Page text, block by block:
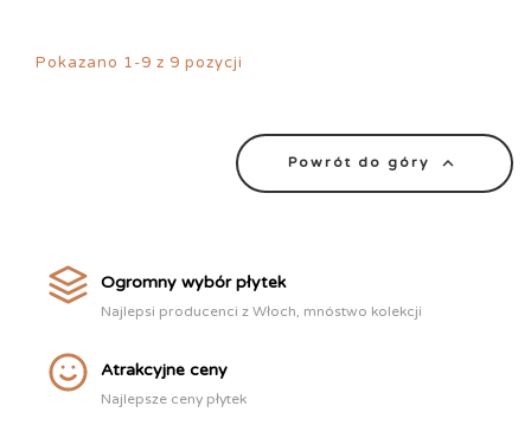
Pokazano 1-9 z 9 pozycji
Powrót do góry 
Ogromny wybór płytek
Najlepsi producenci z Włoch, mnóstwo kolekcji
Atrakcyjne ceny
Najlepsze ceny płytek